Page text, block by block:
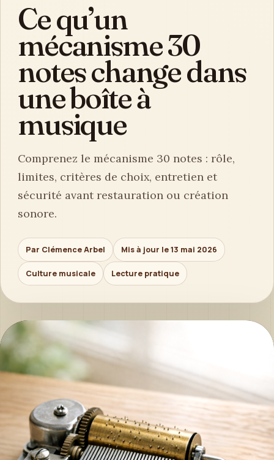
Ce qu’un
mécanisme 30
notes change dans
une boîte à
musique
Comprenez le mécanisme 30 notes : rôle,
limites, critères de choix, entretien et
sécurité avant restauration ou création
sonore.
Par Clémence Arbel Mis à jour le 13 mai 2026
Culture musicale Lecture pratique